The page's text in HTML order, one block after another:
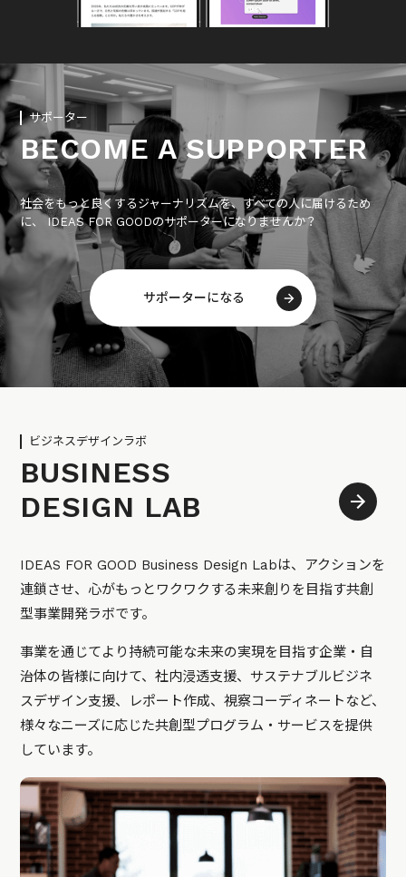
サポーター
BECOME A SUPPORTER
社会をもっと良くするジャーナリズムを、すべての人に届けるため
に、 IDEAS FOR GOODのサポーターになりませんか？
サポーターになる
ビジネスデザインラボ
BUSINESS
DESIGN LAB
IDEAS FOR GOOD Business Design Labは、アクションを
連鎖させ、心がもっとワクワクする未来創りを目指す共創
型事業開発ラボです。
事業を通じてより持続可能な未来の実現を目指す企業・自
治体の皆様に向けて、社内浸透支援、サステナブルビジネ
スデザイン支援、レポート作成、視察コーディネートなど、
様々なニーズに応じた共創型プログラム・サービスを提供
しています。